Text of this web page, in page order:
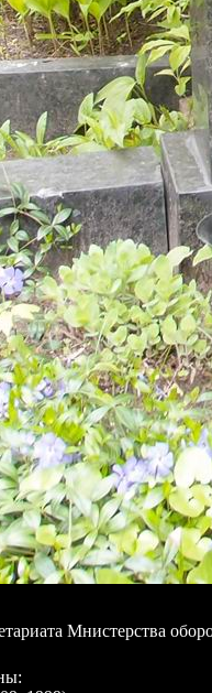
Мнистерства